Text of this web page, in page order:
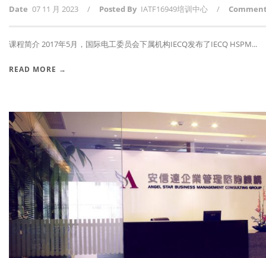
Date 07 11 月 2023 / Posted By IATF16949培训中心 /
课程简介 2017年5月，国际电工委员会下属机构IECQ发布了IECQ HSPM...
READ MORE →